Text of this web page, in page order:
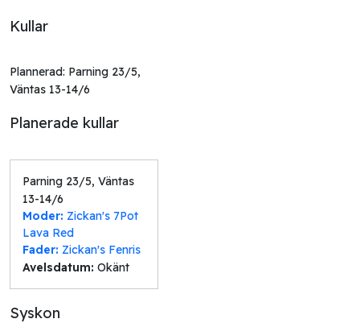
Kullar
Plannerad: Parning 23/5,
Väntas 13-14/6
Planerade kullar
Parning 23/5, Väntas
13-14/6
Moder: Zickan's 7Pot
Lava Red
Fader: Zickan's Fenris
Avelsdatum: Okänt
Syskon